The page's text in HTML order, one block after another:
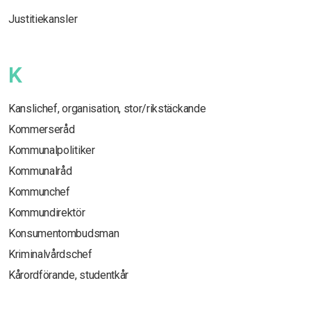
Justitiekansler
K
Kanslichef, organisation, stor/rikstäckande
Kommerseråd
Kommunalpolitiker
Kommunalråd
Kommunchef
Kommundirektör
Konsumentombudsman
Kriminalvårdschef
Kårordförande, studentkår